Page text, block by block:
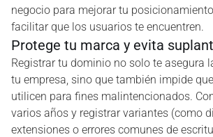
negocio para mejorar tu
facilitar que los usuarios te encuentren.
Protege tu marca y evita
Registrar tu dominio no solo te asegura
tu empresa, sino que también impide
utilicen para fines malintencionados.
varios años y registrar variantes (como
extensiones o errores comunes de